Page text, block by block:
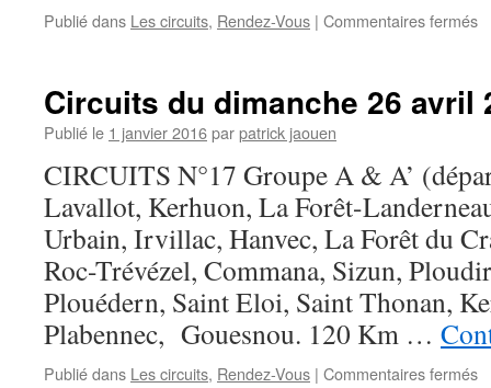
Publié dans Les circuits, Rendez-Vous | Commentaires fermés
3
Circuits du dimanche 26 avril
Publié le 1 janvier 2016parpatrick jaouen
CIRCUITS N°17 Groupe A & A’
Lavallot, Kerhuon, La Forêt-
Urbain, Irvillac, Hanvec, La Forêt du
Roc-Trévézel, Commana, Sizun,
Plouédern, Saint Eloi, Saint Thonan,
Plabennec, Gouesnou. 120 Km …
Publié dans Les circuits, Rendez-Vous | Commentaires fermés